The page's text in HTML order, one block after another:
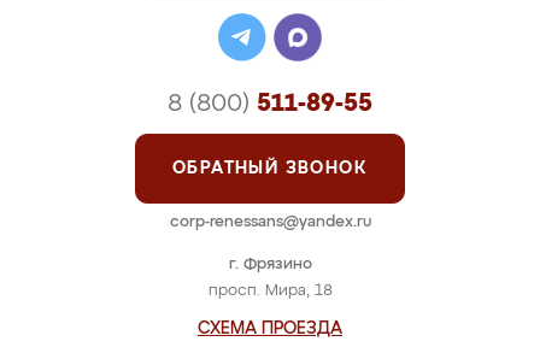
г. Фрязино
просп. Мира, 18
СХЕМА ПРОЕЗДА
8 (800) 511-89-55
ОБРАТНЫЙ ЗВОНОК
corp-renessans@yandex.ru